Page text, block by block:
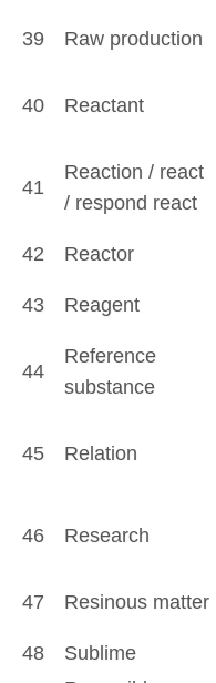
39 Raw production
40 Reactant
41
Reaction / react
/ respond react
42 Reactor
43 Reagent
44
Reference
substance
45 Relation
46 Research
47 Resinous matter
48 Sublime